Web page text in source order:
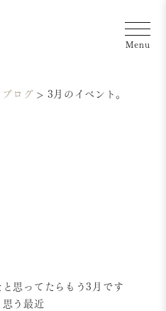
ブログ > 3月のイベント。
思ってたらもう3月です
う最近